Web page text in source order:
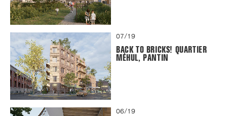
07/19
BACK TO BRICKS! QUARTIER
MÉHUL, PANTIN
06/19